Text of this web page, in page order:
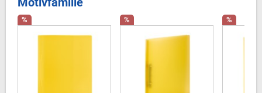
% % %